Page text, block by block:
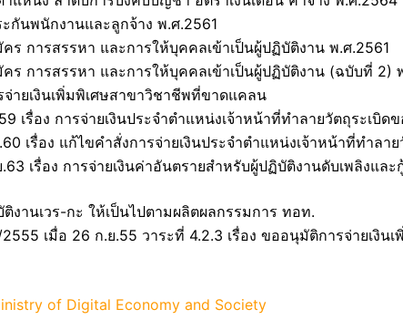
กันพนักงานและลูกจ้าง พ.ศ.2561
การสรรหา และการให้บุคคลเข้าเป็นผู้ปฏิบัติงาน พ.ศ.2561
ร การสรรหา และการให้บุคคลเข้าเป็นผู้ปฏิบัติงาน (ฉบับที่ 2)
ายเงินเพิ่มพิเศษสาขาวิชาชีพที่ขาดแคลน
เรื่อง การจ่ายเงินประจำตำแหน่งเจ้าหน้าที่ทำลายวัตถุระเบิด
เรื่อง แก้ไขคำสั่งการจ่ายเงินประจำตำแหน่งเจ้าหน้าที่ทำลา
เรื่อง การจ่ายเงินค่าอันตรายสำหรับผู้ปฏิบัติงานดับเพลิงแล
งานเวร-กะ ให้เป็นไปตามผลิตผลกรรมการ ทอท.
เมื่อ 26 ก.ย.55 วาระที่ 4.2.3 เรื่อง ขออนุมัติการจ่ายเงิ
of Digital Economy and Society